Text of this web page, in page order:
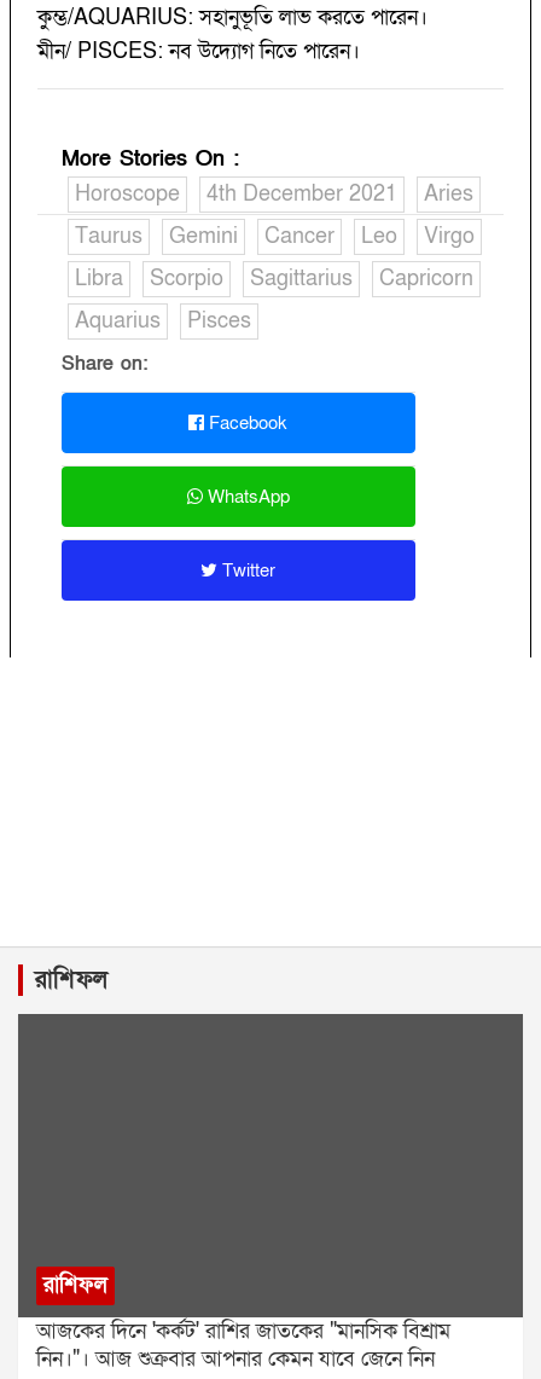
কুম্ভ/AQUARIUS: সহানুভূতি লাভ করতে পারেন।
মীন/ PISCES: নব উদ্যোগ নিতে পারেন।
More Stories On :
Horoscope
4th December 2021
Aries
Taurus
Gemini Cancer Leo
Virgo
Libra
Scorpio Sagittarius
Capricorn
Aquarius
Pisces
Share on:
Facebook
WhatsApp
Twitter
রাশিফল
রাশিফল
আজকের দিনে 'কর্কট' রাশির জাতকের "মানসিক বিশ্রাম
নিন।"। আজ শুক্রবার আপনার কেমন যাবে জেনে নিন